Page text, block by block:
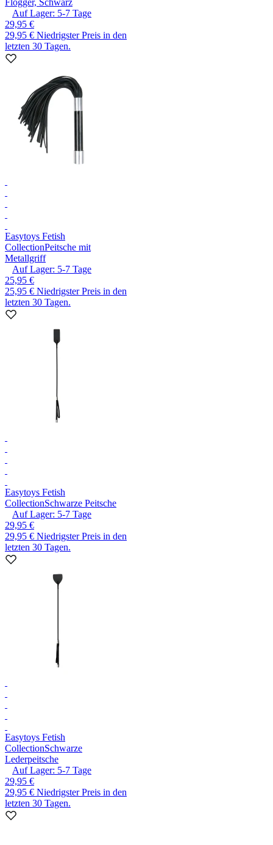
Flogger, Schwarz
Auf Lager: 5-7 Tage
29,95 €
29,95 € Niedrigster Preis in den
letzten 30 Tagen.
Easytoys Fetish
CollectionPeitsche mit
Metallgriff
Auf Lager: 5-7 Tage
25,95 €
25,95 € Niedrigster Preis in den
letzten 30 Tagen.
Easytoys Fetish
CollectionSchwarze Peitsche
Auf Lager: 5-7 Tage
29,95 €
29,95 € Niedrigster Preis in den
letzten 30 Tagen.
Easytoys Fetish
CollectionSchwarze
Lederpeitsche
Auf Lager: 5-7 Tage
29,95 €
29,95 € Niedrigster Preis in den
letzten 30 Tagen.